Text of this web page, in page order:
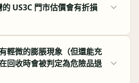
US3C 門市估價會有折損
輕微的膨脹現象（但還能充
回收時會被判定為危險品退